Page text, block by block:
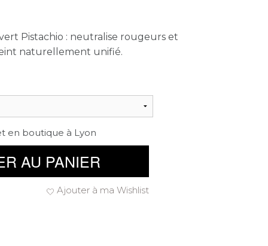
Pistachio : neutralise rougeurs et
naturellement unifié.
en boutique à Lyon
AU PANIER
Ajouter à ma Wishlist